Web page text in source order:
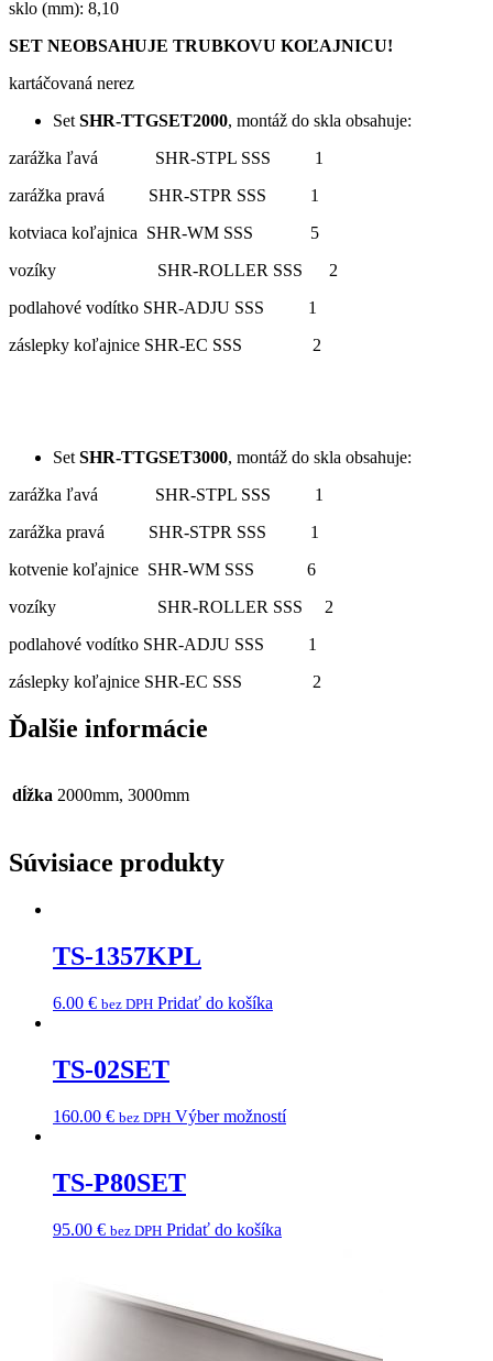
sklo (mm): 8,10
SET NEOBSAHUJE TRUBKOVU KOĽAJNICU!
kartáčovaná nerez
Set SHR-TTGSET2000, montáž do skla obsahuje:
zarážka ľavá SHR-STPL SSS 1
zarážka pravá SHR-STPR SSS 1
kotviaca koľajnica SHR-WM SSS 5
vozíky SHR-ROLLER SSS 2
podlahové vodítko SHR-ADJU SSS 1
záslepky koľajnice SHR-EC SSS 2
Set SHR-TTGSET3000, montáž do skla obsahuje:
zarážka ľavá SHR-STPL SSS 1
zarážka pravá SHR-STPR SSS 1
kotvenie koľajnice SHR-WM SSS 6
vozíky SHR-ROLLER SSS 2
podlahové vodítko SHR-ADJU SSS 1
záslepky koľajnice SHR-EC SSS 2
Ďalšie informácie
dĺžka 2000mm, 3000mm
Súvisiace produkty
TS-1357KPL
6.00 € bez DPH Pridať do košíka
TS-02SET
160.00 € bez DPH Výber možností
TS-P80SET
95.00 € bez DPH Pridať do košíka